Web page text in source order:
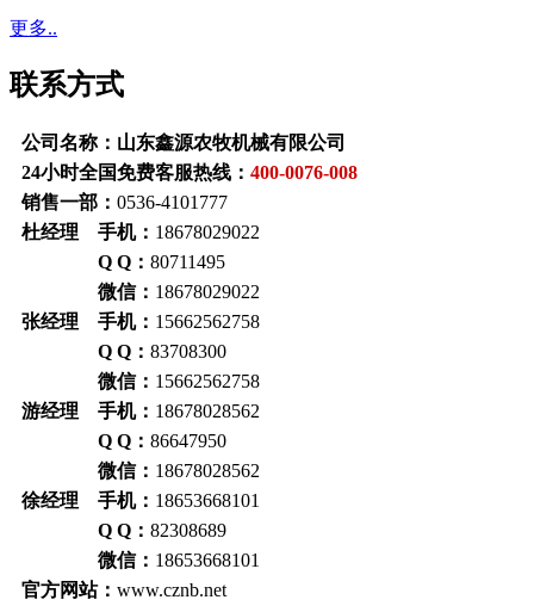
更多..
联系方式
公司名称：山东鑫源农牧机械有限公司
24小时全国免费客服热线： 400-0076-008
销售一部： 0536-4101777
杜经理 手机： 18678029022
Q Q： 80711495
微信： 18678029022
张经理 手机： 15662562758
Q Q： 83708300
微信： 15662562758
游经理 手机： 18678028562
Q Q： 86647950
微信： 18678028562
徐经理 手机： 18653668101
Q Q： 82308689
微信： 18653668101
官方网站： www.cznb.net